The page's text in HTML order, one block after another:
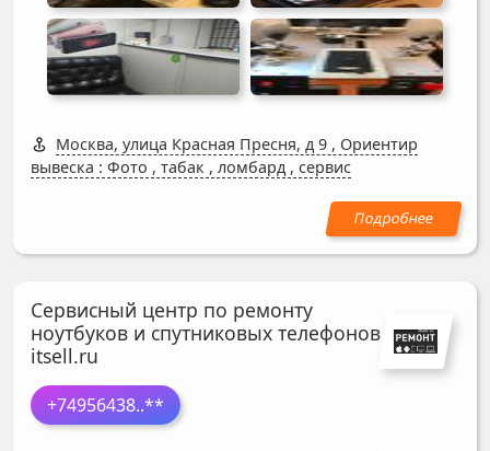
Москва, улица Красная Пресня, д 9 , Ориентир
вывеска : Фото , табак , ломбард , сервис
Сервисный центр по ремонту
ноутбуков и спутниковых телефонов
itsell.ru
+74956438..**